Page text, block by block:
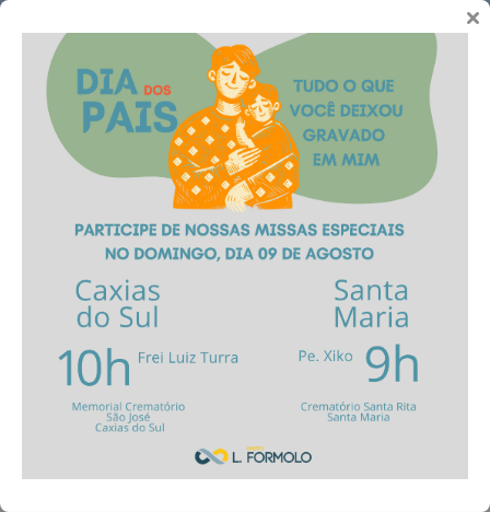
Telefones
Contato